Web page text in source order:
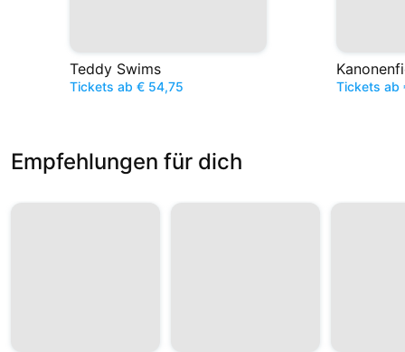
Teddy Swims
Tickets ab € 54,75 Tickets ab
Empfehlungen für dich